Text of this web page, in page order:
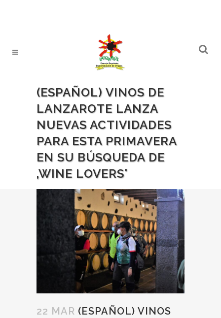
(ESPAÑOL) VINOS DE
LANZAROTE LANZA
NUEVAS ACTIVIDADES
PARA ESTA PRIMAVERA
EN SU BÚSQUEDA DE
‚WINE LOVERS'
22 MAR (ESPAÑOL) VINOS